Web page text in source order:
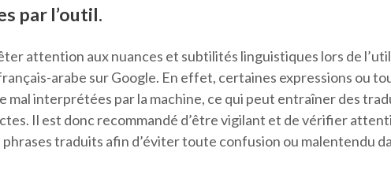
par l’outil.
attention aux nuances et subtilités linguistiques lors de
arabe sur Google. En effet, certaines expressions ou
mal interprétées par la machine, ce qui peut entraîner des
Il est donc recommandé d’être vigilant et de vérifier
phrases traduits afin d’éviter toute confusion ou malentendu